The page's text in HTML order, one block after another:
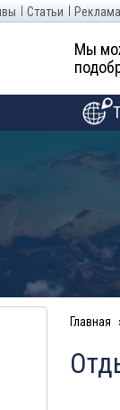
Статьи
Мы
Главная